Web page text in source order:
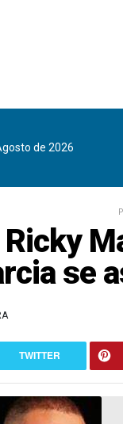
de 2026
Ricky
se
TWITTER